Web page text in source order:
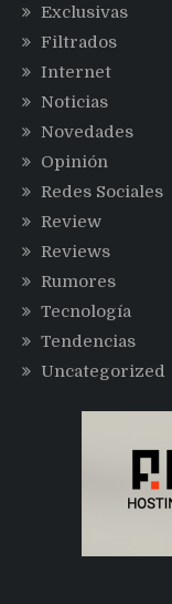
Exclusivas
Filtrados
Internet
Noticias
Novedades
Opinión
Redes Sociales
Review
Reviews
Rumores
Tecnología
Tendencias
Uncategorized